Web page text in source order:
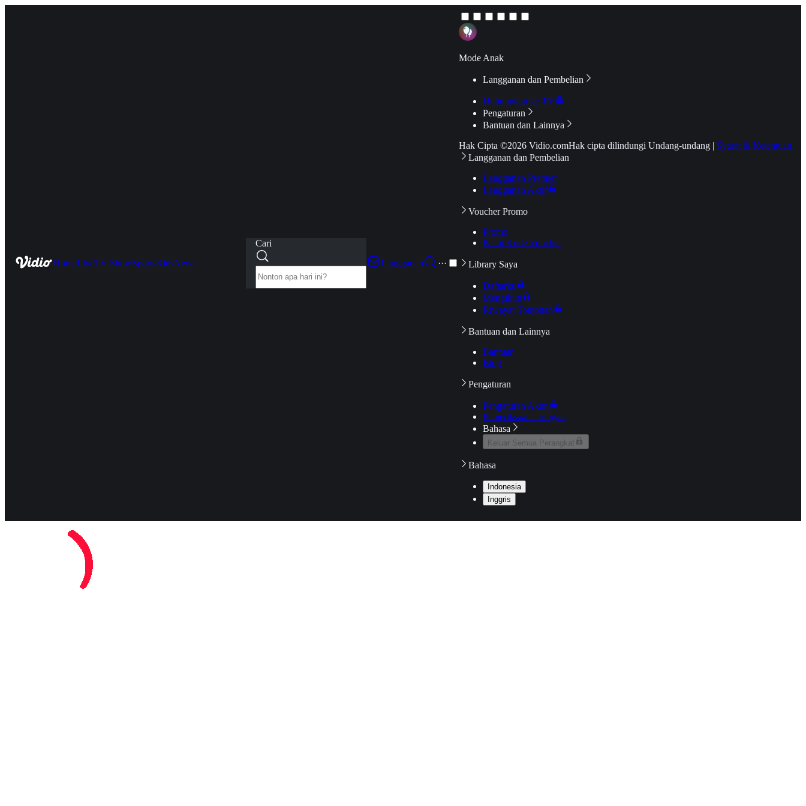
HomeLiveTV ShowSportsKidsNews
Cari
Langganan
···
Mode Anak
Langganan dan Pembelian
Hubungkan ke TV
Pengaturan
Bantuan dan Lainnya
Hak Cipta ©2026 Vidio.comHak cipta dilindungi Undang-undang | Syarat & Ketentuan
Langganan dan Pembelian
Langganan Premier
Langganan Aktif
Voucher Promo
Promo
Pakai Kode Voucher
Library Saya
Daftarku
Mengikuti
Riwayat Tontonan
Bantuan dan Lainnya
Bantuan
Blog
Pengaturan
Pengaturan Akun
Pemeriksaan Jaringan
Bahasa
Keluar Semua Perangkat
Bahasa
Indonesia
Inggris